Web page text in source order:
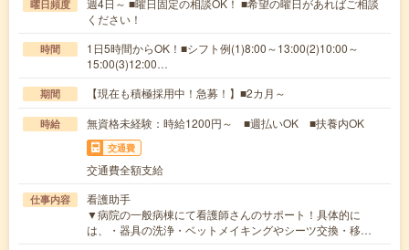
曜日頻度
週4日～ ■曜日固定の相談OK！ ■希望の曜日があればご相談
ください！
時間
1日5時間からOK！■シフト例(1)8:00～13:00(2)10:00～
15:00(3)12:00…
期間 【現在も積極採用中！急募！】■2カ月～
時給 無資格未経験：時給1200円～ ■週払いOK ■扶養内OK
交通費
交通費全額支給
仕事内容
看護助手
▼病院の一般病棟にて看護師さんのサポート！具体的に
は、・器具の洗浄・ベットメイキングやシーツ交換・移…